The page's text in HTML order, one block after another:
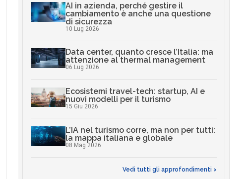
AI in azienda, perché gestire il
cambiamento è anche una questione
di sicurezza
10 Lug 2026
Data center, quanto cresce l’Italia: ma
attenzione al thermal management
06 Lug 2026
Ecosistemi travel-tech: startup, AI e
nuovi modelli per il turismo
15 Giu 2026
L’IA nel turismo corre, ma non per tutti:
la mappa italiana e globale
08 Mag 2026
Vedi tutti gli approfondimenti >